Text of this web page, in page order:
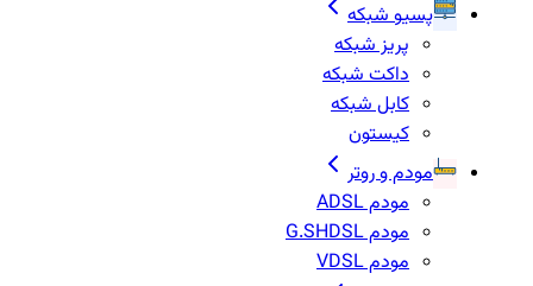
پسیو شبکه
پریز شبکه
داکت شبکه
کابل شبکه
کیستون
مودم و روتر
مودم ADSL
مودم G.SHDSL
مودم VDSL